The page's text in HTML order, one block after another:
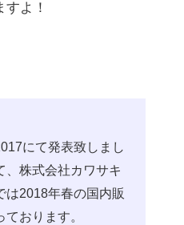
よ！
にて発表致しまし
、株式会社カワサキ
は2018年春の国内販
おります。